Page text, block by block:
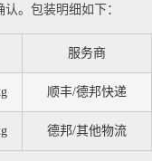
。包装明细如下：
服务商
顺丰/德邦快递
德邦/其他物流